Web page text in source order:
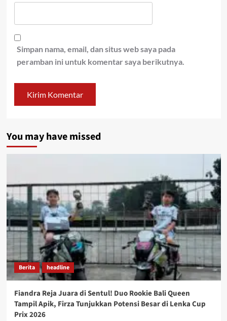
Simpan nama, email, dan situs web saya pada
peramban ini untuk komentar saya berikutnya.
You may have missed
Berita headline
Fiandra Reja Juara di Sentul! Duo Rookie Bali Queen
Tampil Apik, Firza Tunjukkan Potensi Besar di Lenka Cup
Prix 2026